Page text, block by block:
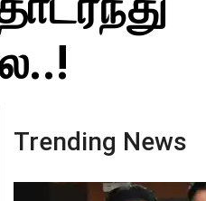
Trending News